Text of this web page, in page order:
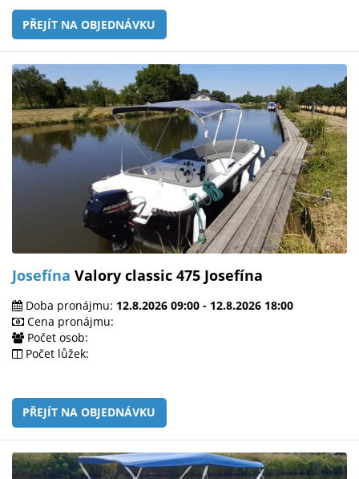
PŘEJÍT NA OBJEDNÁVKU
Josefína Valory classic 475 Josefína
Doba pronájmu: 12.8.2026 09:00 - 12.8.2026 18:00
Cena pronájmu:
Počet osob:
Počet lůžek:
PŘEJÍT NA OBJEDNÁVKU